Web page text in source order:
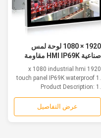
1920 × 1080 لوحة لمس
صناعية HMI IP69K مقاومة
للماء Intel Core I3-6100U 1920 x 1080 industrial hmi
touch panel IP69K waterproof 1.
Product Description: 1.
Industrial...
عرض التفاصيل